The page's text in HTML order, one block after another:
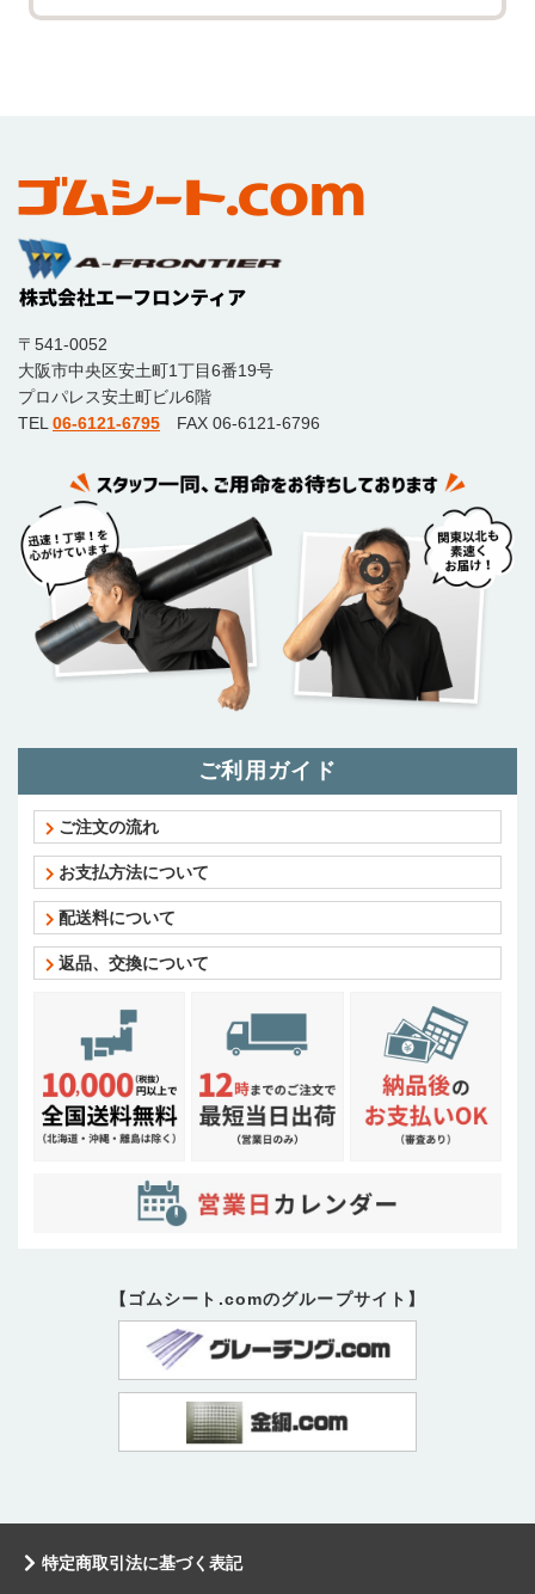
〒541-0052
大阪市中央区安土町1丁目6番19号
プロパレス安土町ビル6階
TEL 06-6121-6795 FAX 06-6121-6796
ご利用ガイド
ご注文の流れ
お支払方法について
配送料について
返品、交換について
【ゴムシート.comのグループサイト】
特定商取引法に基づく表記